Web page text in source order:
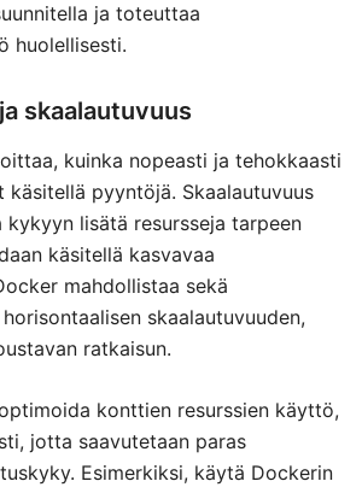
ja toteuttaa
huolellisesti.
skaalautuvuus
kuinka nopeasti ja tehokkaasti
käsitellä pyyntöjä. Skaalautuvuus
lisätä resursseja tarpeen
käsitellä kasvavaa
mahdollistaa sekä
skaalautuvuuden,
ratkaisun.
konttien resurssien käyttö,
jotta saavutetaan paras
Esimerkiksi, käytä Dockerin